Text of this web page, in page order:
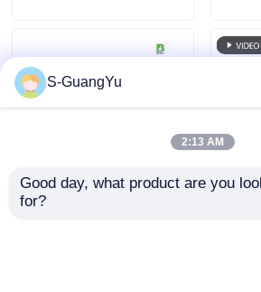
S-GuangYu
2:13 AM
Good day, what product are you
for?